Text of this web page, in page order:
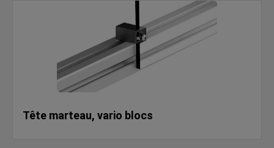
Tête marteau, vario blocs